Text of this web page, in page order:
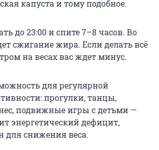
капуста и тому подобное.
до 23:00 и спите 7–8 часов. Во
сжигание жира. Если делать всё
на весах вас ждет минус.
для регулярной
прогулки, танцы,
подвижные игры с детьми —
энергетический дефицит,
для снижения веса.